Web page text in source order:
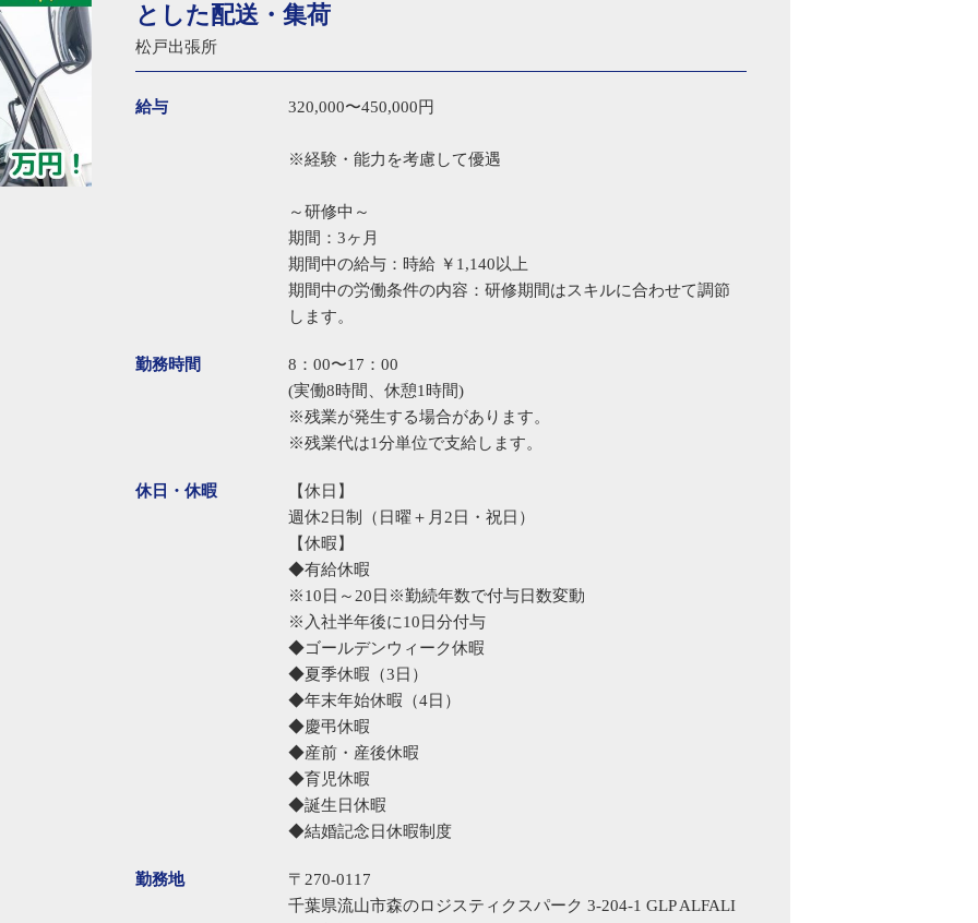
とした配送・集荷
松戸出張所
給与 320,000〜450,000円
※経験・能力を考慮して優遇
～研修中～
期間：3ヶ月
期間中の給与：時給 ￥1,140以上
期間中の労働条件の内容：研修期間はスキルに合わせて調節
します。
勤務時間
8：00〜17：00
(実働8時間、休憩1時間)
※残業が発生する場合があります。
※残業代は1分単位で支給します。
休日・休暇
【休日】
週休2日制（日曜＋月2日・祝日）
【休暇】
◆有給休暇
※10日～20日※勤続年数で付与日数変動
※入社半年後に10日分付与
◆ゴールデンウィーク休暇
◆夏季休暇（3日）
◆年末年始休暇（4日）
◆慶弔休暇
◆産前・産後休暇
◆育児休暇
◆誕生日休暇
◆結婚記念日休暇制度
勤務地
〒270-0117
千葉県流山市森のロジスティクスパーク 3-204-1 GLP ALFALI